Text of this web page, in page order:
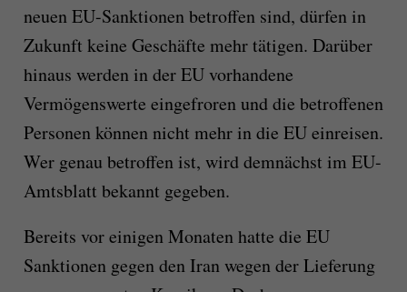
neuen EU-Sanktionen betroffen sind, dürfen in
Zukunft keine Geschäfte mehr tätigen. Darüber
hinaus werden in der EU vorhandene
Vermögenswerte eingefroren und die betroffenen
Personen können nicht mehr in die EU einreisen.
Wer genau betroffen ist, wird demnächst im EU-
Amtsblatt bekannt gegeben.
Bereits vor einigen Monaten hatte die EU
Sanktionen gegen den Iran wegen der Lieferung